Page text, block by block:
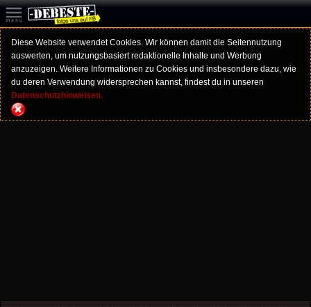
Diese Website verwendet Cookies. Wir können damit die Seitennutzung
auswerten, um nutzungsbasiert redaktionelle Inhalte und Werbung
anzuzeigen. Weitere Informationen zu Cookies und insbesondere dazu, wie
du deren Verwendung widersprechen kannst, findest du in unseren
Datenschutzhinweisen.